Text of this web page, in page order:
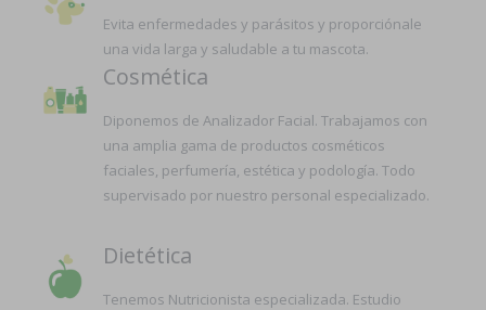
Evita enfermedades y parásitos y proporciónale
una vida larga y saludable a tu mascota.
Cosmética
Diponemos de Analizador Facial. Trabajamos con
una amplia gama de productos cosméticos
faciales, perfumería, estética y podología. Todo
supervisado por nuestro personal especializado.
Dietética
Tenemos Nutricionista especializada. Estudio